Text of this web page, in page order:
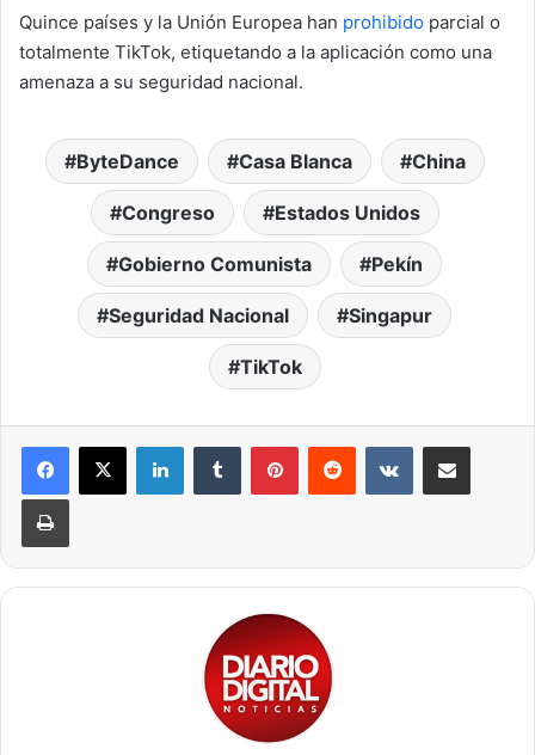
Quince países y la Unión Europea han prohibido parcial o
totalmente TikTok, etiquetando a la aplicación como una
amenaza a su seguridad nacional.
ByteDance Casa Blanca China
Congreso Estados Unidos
Gobierno Comunista Pekín
Seguridad Nacional Singapur
TikTok
LinkedInTumblr PinterestReddit VKontakteCompartir por correo
Imprimir